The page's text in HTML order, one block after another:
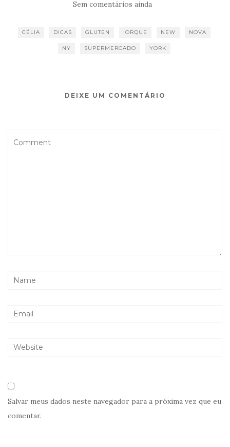
Sem comentários ainda
CÉLIA DICAS GLUTEN IORQUE NEW NOVA
NY SUPERMERCADO YORK
DEIXE UM COMENTÁRIO
Salvar meus dados neste navegador para a próxima vez que eu
comentar.